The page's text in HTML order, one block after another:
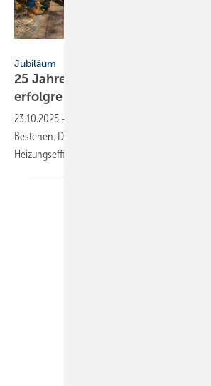
Jubiläum
25 Jahre HG Bau­nach:
er­folg­reich
23.10.2025 -
Bestehen. Das Rendemix-Konzept zur
Heizungseffizienz ist seit über 2 Jahrzehnten am